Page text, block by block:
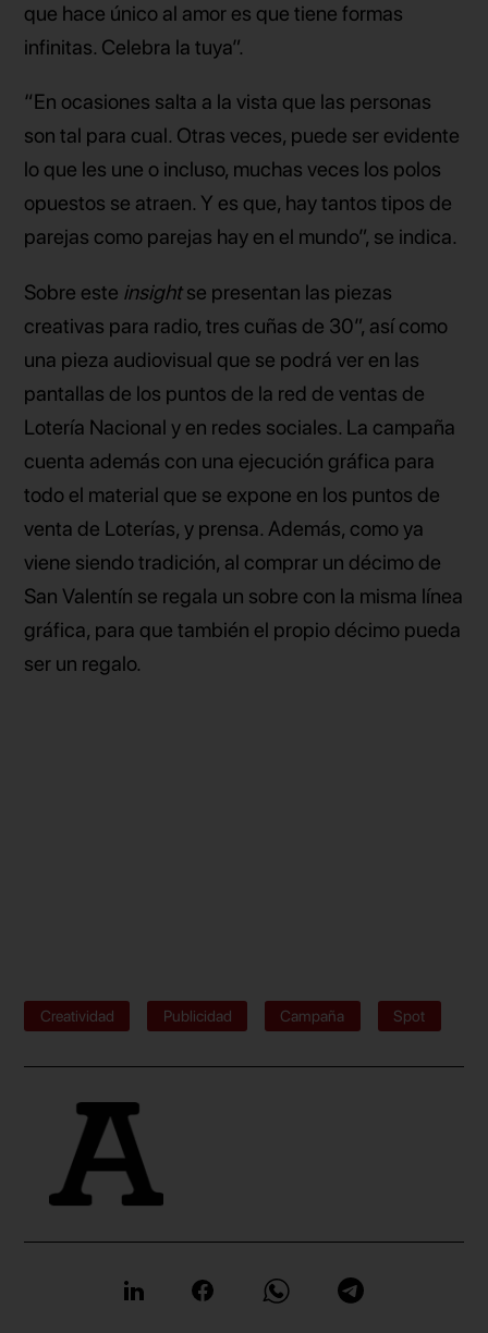
que hace único al amor es que tiene formas
infinitas. Celebra la tuya”.
“En ocasiones salta a la vista que las personas
son tal para cual. Otras veces, puede ser evidente
lo que les une o incluso, muchas veces los polos
opuestos se atraen. Y es que, hay tantos tipos de
parejas como parejas hay en el mundo”, se indica.
Sobre este insightse presentan las piezas
creativas para radio, tres cuñas de 30”, así como
una pieza audiovisual que se podrá ver en las
pantallas de los puntos de la red de ventas de
Lotería Nacional y en redes sociales. La campaña
cuenta además con una ejecución gráfica para
todo el material que se expone en los puntos de
venta de Loterías, y prensa. Además, como ya
viene siendo tradición, al comprar un décimo de
San Valentín se regala un sobre con la misma línea
gráfica, para que también el propio décimo pueda
ser un regalo.
Creatividad Publicidad Campaña Spot